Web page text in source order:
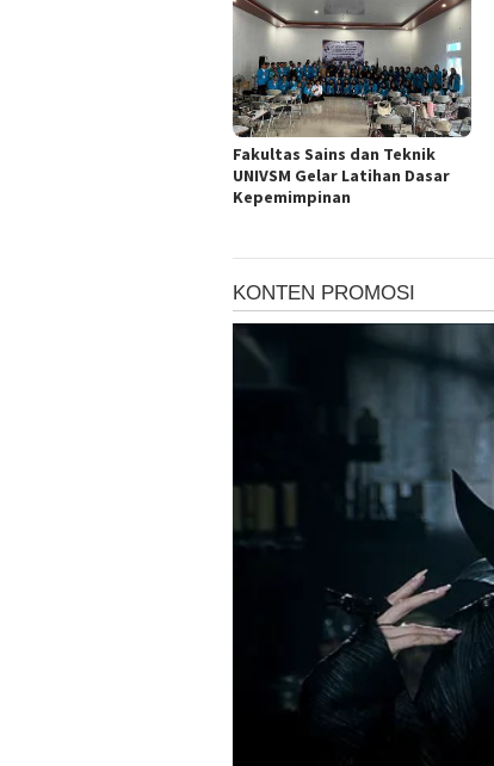
Fakultas Sains dan Teknik
UNIVSM Gelar Latihan Dasar
Kepemimpinan